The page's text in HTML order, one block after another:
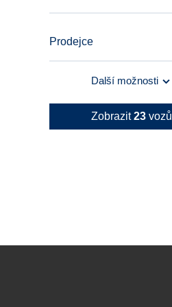
Prodejce
Další možnosti
Zobrazit23 vozů